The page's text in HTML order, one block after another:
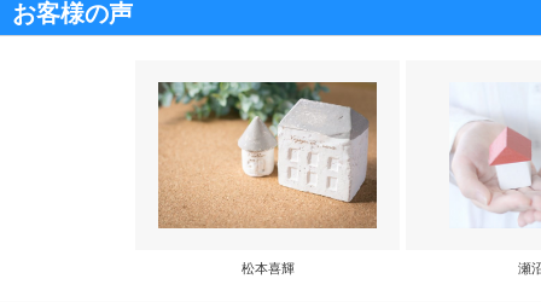
お客様の声
松本喜輝 瀬